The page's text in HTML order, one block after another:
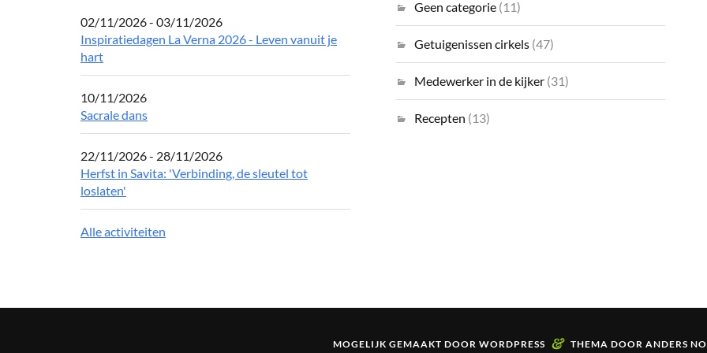
02/11/2026 - 03/11/2026
Inspiratiedagen La Verna 2026 - Leven vanuit je
hart
10/11/2026
Sacrale dans
22/11/2026 - 28/11/2026
Herfst in Savita: 'Verbinding, de sleutel tot
loslaten'
Alle activiteiten
Geen categorie (11)
Getuigenissen cirkels (47)
Medewerker in de kijker (31)
Recepten (13)
MOGELIJK GEMAAKT DOOR WORDPRESS & THEMA DOOR ANDERS